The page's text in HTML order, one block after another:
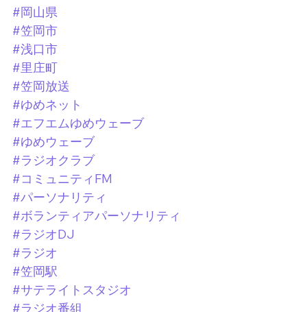
#岡山県
#笠岡市
#浅口市
#里庄町
#笠岡放送
#ゆめネット
#エフエムゆめウェーブ
#ゆめウェーブ
#ラジオクラブ
#コミュニティFM
#パーソナリティ
#ボランティアパーソナリティ
#ラジオDJ
#ラジオ
#笠岡駅
#サテライトスタジオ
#ラジオ番組